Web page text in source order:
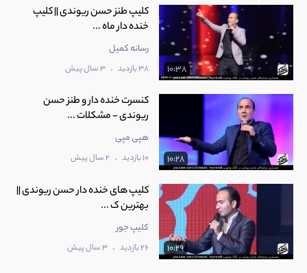
10:38
کلیپ طنز حسن ریوندی || کلیپ
خنده دار ماه ...
رسانه کمیل
38 بازدید . 3 سال پیش
10:28
کنسرت خنده دار و طنز حسن
ریوندی - مشکلات ...
هپی مپی
10 بازدید . 2 سال پیش
10:29
کلیپ های خنده دار حسن ریوندی ||
بهترین ک ...
کلیپ جور
26 بازدید . 3 سال پیش